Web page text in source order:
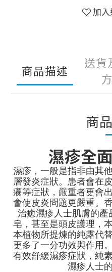
加
商品描述
送貨
商
濕疹全
濕疹，一般是指非由其
層發炎症狀。患者會在
癢等症狀，嚴重者更會
會使皮炎問題更嚴重。
治癒濕疹人士肌膚的
皂，甚至是頭皮護理，
本植物所提煉的純露代
更多了一分功效與作用
有效舒緩濕疹症狀，純
濕疹人士